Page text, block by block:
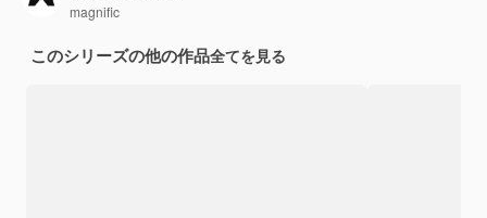
magnific
このシリーズの他の作品全てを見る